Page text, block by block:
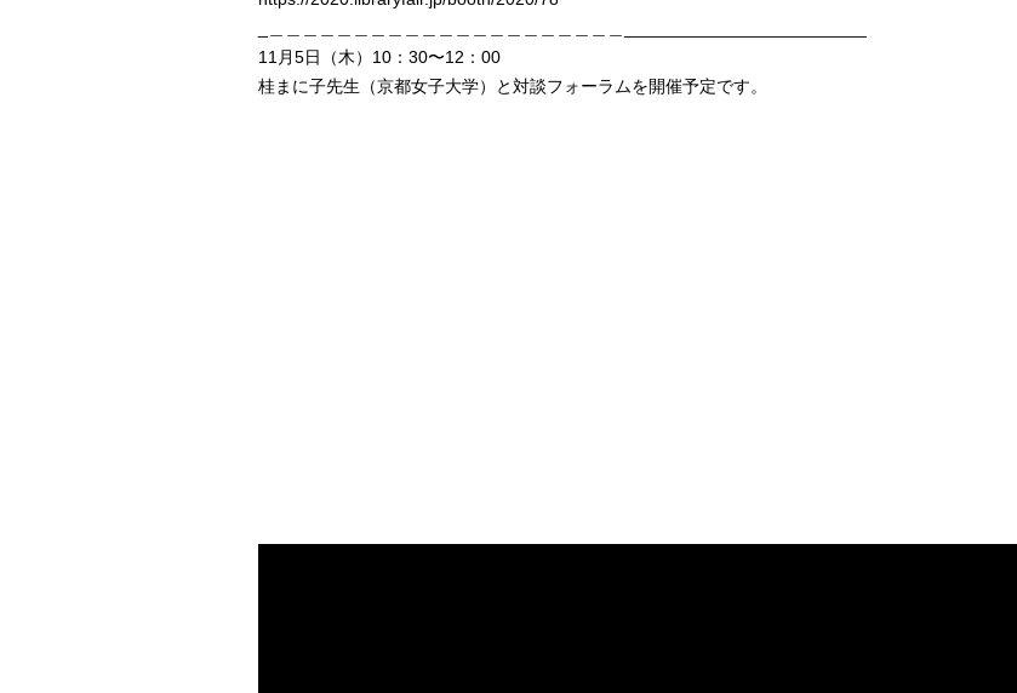
11月5日（木）10：30〜12：00
桂まに子先生（京都女子大学）と対談フォーラムを開催予定です。